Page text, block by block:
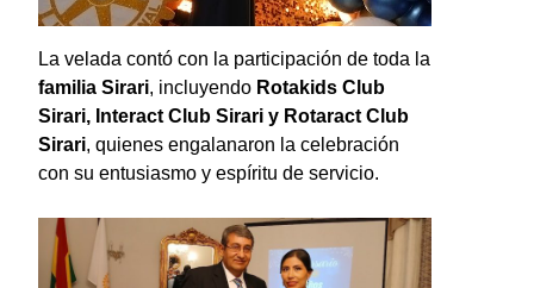
La velada contó con la participación de toda la
familia Sirari, incluyendo Rotakids Club
Sirari, Interact Club Sirari y Rotaract Club
Sirari, quienes engalanaron la celebración
con su entusiasmo y espíritu de servicio.